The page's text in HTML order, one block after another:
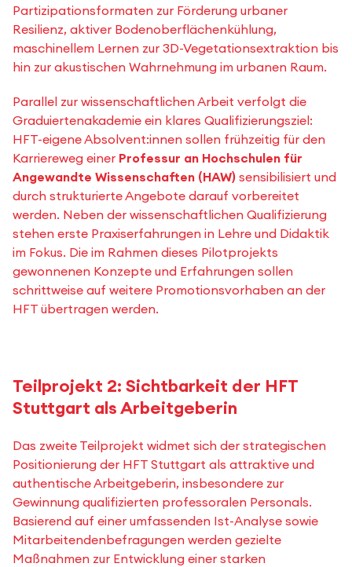
Partizipationsformaten zur Förderung urbaner
Resilienz, aktiver Bodenoberflächenkühlung,
maschinellem Lernen zur 3D-Vegetationsextraktion bis
hin zur akustischen Wahrnehmung im urbanen Raum.
Parallel zur wissenschaftlichen Arbeit verfolgt die
Graduiertenakademie ein klares Qualifizierungsziel:
HFT-eigene Absolvent:innen sollen frühzeitig für den
Karriereweg einer Professur an Hochschulen für
Angewandte Wissenschaften (HAW) sensibilisiert und
durch strukturierte Angebote darauf vorbereitet
werden. Neben der wissenschaftlichen Qualifizierung
stehen erste Praxiserfahrungen in Lehre und Didaktik
im Fokus. Die im Rahmen dieses Pilotprojekts
gewonnenen Konzepte und Erfahrungen sollen
schrittweise auf weitere Promotionsvorhaben an der
HFT übertragen werden.
Teilprojekt 2: Sichtbarkeit der HFT
Stuttgart als Arbeitgeberin
Das zweite Teilprojekt widmet sich der strategischen
Positionierung der HFT Stuttgart als attraktive und
authentische Arbeitgeberin, insbesondere zur
Gewinnung qualifizierten professoralen Personals.
Basierend auf einer umfassenden Ist-Analyse sowie
Mitarbeitendenbefragungen werden gezielte
Maßnahmen zur Entwicklung einer starken